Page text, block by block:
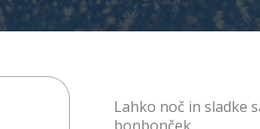
Lahko noč in sladke